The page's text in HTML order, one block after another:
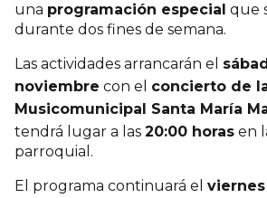
una programación especial que
durante dos fines de semana.
Las actividades arrancarán el
noviembre con el concierto de
Musicomunicipal Santa María
tendrá lugar a las 20:00 horas en
parroquial.
El programa continuará el viernes